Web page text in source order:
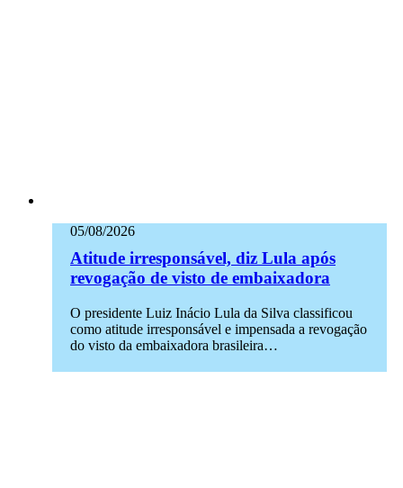
05/08/2026
Atitude irresponsável, diz Lula após
revogação de visto de embaixadora
O presidente Luiz Inácio Lula da Silva classificou
como atitude irresponsável e impensada a revogação
do visto da embaixadora brasileira…